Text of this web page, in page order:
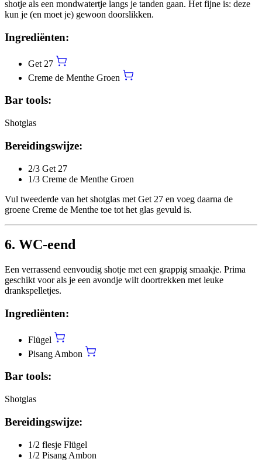
shotje als een mondwatertje langs je tanden gaan. Het fijne is: deze
kun je (en moet je) gewoon doorslikken.
Ingrediënten:
Get 27
Creme de Menthe Groen
Bar tools:
Shotglas
Bereidingswijze:
2/3 Get 27
1/3 Creme de Menthe Groen
Vul tweederde van het shotglas met Get 27 en voeg daarna de
groene Creme de Menthe toe tot het glas gevuld is.
6. WC-eend
Een verrassend eenvoudig shotje met een grappig smaakje. Prima
geschikt voor als je een avondje wilt doortrekken met leuke
drankspelletjes.
Ingrediënten:
Flügel
Pisang Ambon
Bar tools:
Shotglas
Bereidingswijze:
1/2 flesje Flügel
1/2 Pisang Ambon